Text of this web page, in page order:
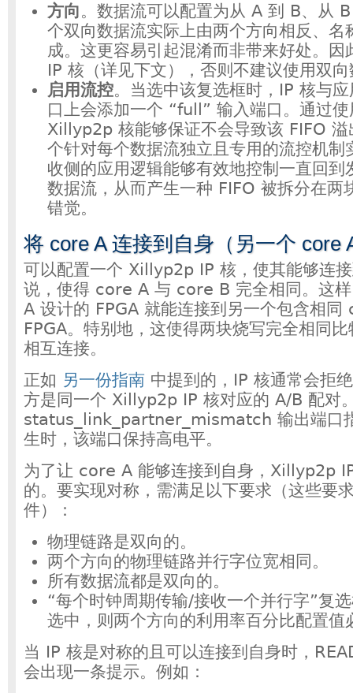
方向。数据流可以配置为从 A 到 B、从
个双向数据流实际上由两个方向相反、名
成。这更容易引起混淆而非带来好处。因
IP 核（详见下文），否则不建议使用双
启用流控。当选中该复选框时，IP 核与
口上会添加一个 “full” 输入端口。通过
Xillyp2p 核能够保证不会导致该 FIFO 溢
个针对每个数据流独立且专用的流控机制
收侧的应用逻辑能够有效地控制一直回到
数据流，从而产生一种 FIFO 被拆分在两
错觉。
将 core A 连接到自身（另一个 core
可以配置一个 Xillyp2p IP 核，使其能够连
说，使得 core A 与 core B 完全相同。这
A 设计的 FPGA 就能连接到另一个包含相
FPGA。特别地，这使得两块烧写完全相同
相互连接。
正如 另一份指南 中提到的，IP 核通常会拒
方是同一个 Xillyp2p IP 核对应的 A/B 配对
status_link_partner_mismatch 输出端口
生时，该端口保持高电平。
为了让 core A 能够连接到自身，Xillyp2p
的。要实现对称，需满足以下要求（这些要
件）：
物理链路是双向的。
两个方向的物理链路并行字位宽相同。
所有数据流都是双向的。
“每个时钟周期传输/接收一个并行字”复
选中，则两个方向的利用率百分比配置值
当 IP 核是对称的且可以连接到自身时，
会出现一条提示。例如：